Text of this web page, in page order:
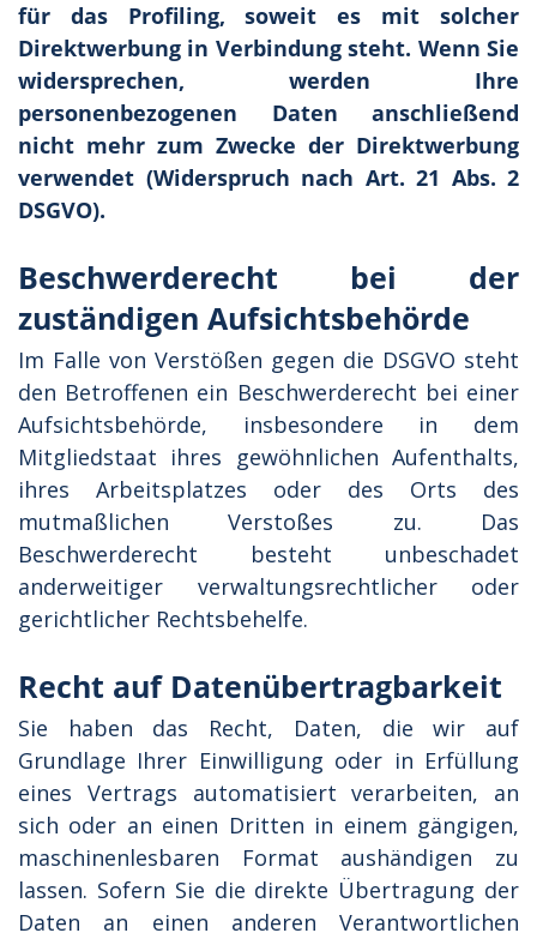
für das Profiling, soweit es mit solcher
Direktwerbung in Verbindung steht. Wenn Sie
widersprechen, werden Ihre
personenbezogenen Daten anschließend
nicht mehr zum Zwecke der Direktwerbung
verwendet (Widerspruch nach Art. 21 Abs. 2
DSGVO).
Beschwerderecht bei der
zuständigen Aufsichtsbehörde
Im Falle von Verstößen gegen die DSGVO steht
den Betroffenen ein Beschwerderecht bei einer
Aufsichtsbehörde, insbesondere in dem
Mitgliedstaat ihres gewöhnlichen Aufenthalts,
ihres Arbeitsplatzes oder des Orts des
mutmaßlichen Verstoßes zu. Das
Beschwerderecht besteht unbeschadet
anderweitiger verwaltungsrechtlicher oder
gerichtlicher Rechtsbehelfe.
Recht auf Datenübertragbarkeit
Sie haben das Recht, Daten, die wir auf
Grundlage Ihrer Einwilligung oder in Erfüllung
eines Vertrags automatisiert verarbeiten, an
sich oder an einen Dritten in einem gängigen,
maschinenlesbaren Format aushändigen zu
lassen. Sofern Sie die direkte Übertragung der
Daten an einen anderen Verantwortlichen